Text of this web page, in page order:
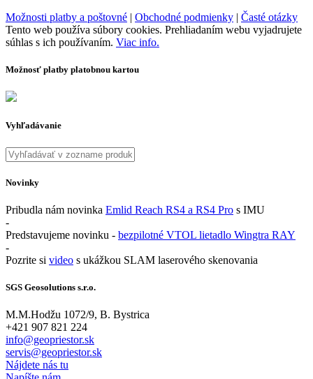
Možnosti platby a poštovné | Obchodné podmienky | Časté otázky
Tento web používa súbory cookies. Prehliadaním webu vyjadrujete
súhlas s ich používaním. Viac info.
Možnosť platby platobnou kartou
Vyhľadávanie
Novinky
Pribudla nám novinka Emlid Reach RS4 a RS4 Pro s IMU
-
Predstavujeme novinku - bezpilotné VTOL lietadlo Wingtra RAY
-
Pozrite si video s ukážkou SLAM laserového skenovania
SGS Geosolutions s.r.o.
M.M.Hodžu 1072/9, B. Bystrica
+421 907 821 224
info@geopriestor.sk
servis@geopriestor.sk
Nájdete nás tu